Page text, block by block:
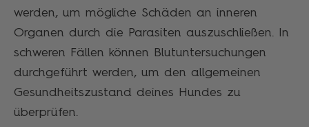
werden, um mögliche Schäden an inneren
Organen durch die Parasiten auszuschließen. In
schweren Fällen können Blutuntersuchungen
durchgeführt werden, um den allgemeinen
Gesundheitszustand deines Hundes zu
überprüfen.